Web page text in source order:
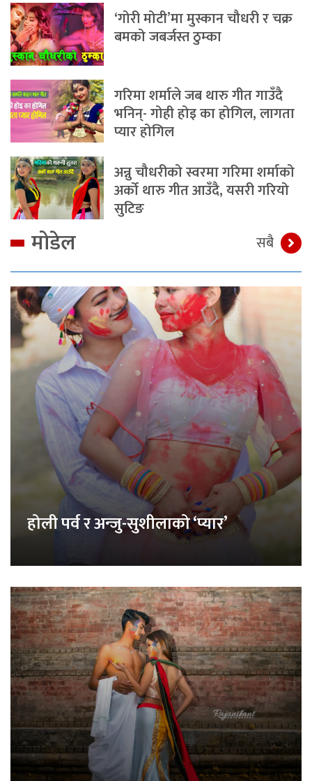
‘गोरी मोटी’मा मुस्कान चौधरी र चक्र
बमको जबर्जस्त ठुम्का
गरिमा शर्माले जब थारु गीत गाउँदै
भनिन्- गोही होइ का होगिल, लागता
प्यार होगिल
अन्नु चौधरीको स्वरमा गरिमा शर्माको
अर्को थारु गीत आउँदै, यसरी गरियो
सुटिङ
मोडेल सबै
होली पर्व र अन्जु-सुशीलाको ‘प्यार’